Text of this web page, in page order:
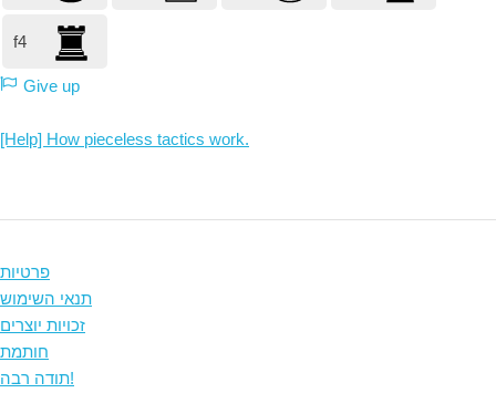
f4
Give up
[Help] How pieceless tactics work.
פרטיות
תנאי השימוש
זכויות יוצרים
חותמת
תודה רבה!